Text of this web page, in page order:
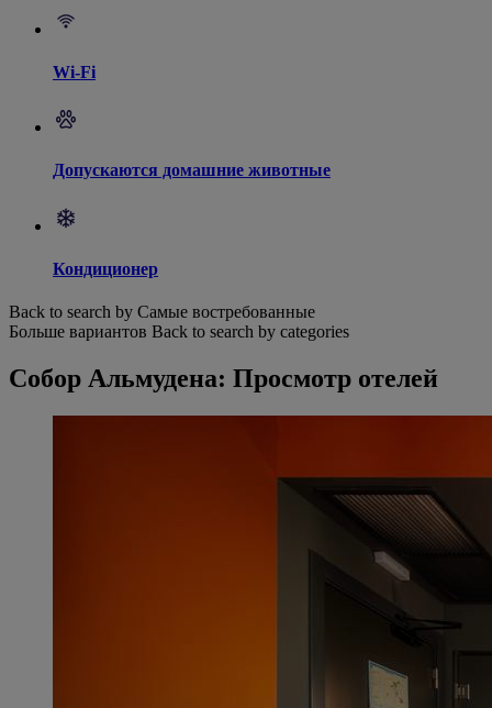
Wi-Fi
Допускаются домашние животные
Кондиционер
Back to search by Самые востребованные
Больше вариантов Back to search by categories
Собор Альмудена: Просмотр отелей